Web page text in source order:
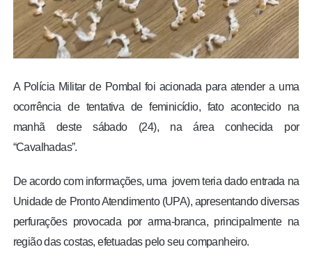
TV LPB
COLUNISTAS
A Polícia Militar de Pombal foi acionada para atender a uma
ocorrência de tentativa de feminicídio, fato acontecido na
manhã deste sábado (24), na área conhecida por
“Cavalhadas”.
De acordo com informações, uma jovem teria dado entrada na
Unidade de Pronto Atendimento (UPA), apresentando diversas
perfurações provocada por arma-branca, principalmente na
região das costas, efetuadas pelo seu companheiro.